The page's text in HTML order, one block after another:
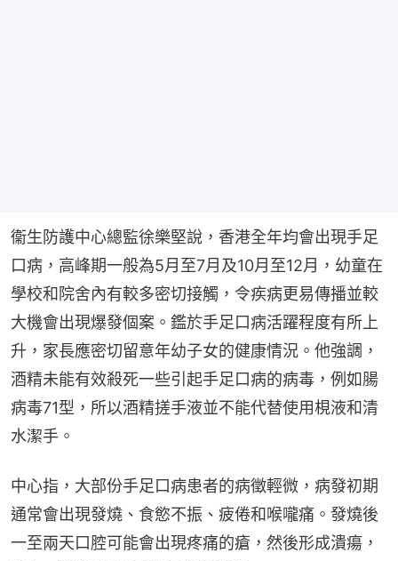
衞生防護中心總監徐樂堅說，香港全年均會出現手足
口病，高峰期一般為5月至7月及10月至12月，幼童在
學校和院舍內有較多密切接觸，令疾病更易傳播並較
大機會出現爆發個案。鑑於手足口病活躍程度有所上
升，家長應密切留意年幼子女的健康情況。他強調，
酒精未能有效殺死一些引起手足口病的病毒，例如腸
病毒71型，所以酒精搓手液並不能代替使用梘液和清
水潔手。
中心指，大部份手足口病患者的病徵輕微，病發初期
通常會出現發燒、食慾不振、疲倦和喉嚨痛。發燒後
一至兩天口腔可能會出現疼痛的瘡，然後形成潰瘍，